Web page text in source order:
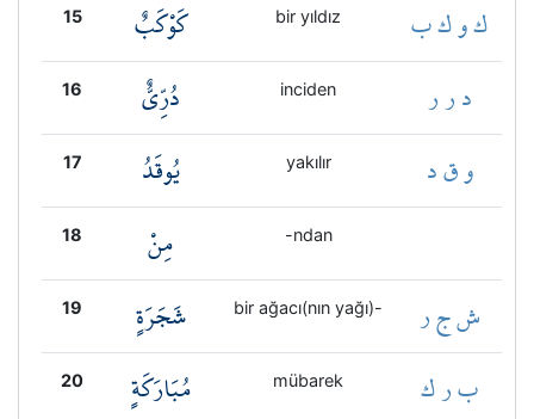
15 كَوْكَبٌ bir yıldız ك و ك ب
16 دُرِّيٌّ inciden د ر ر
17 يُوقَدُ yakılır و ق د
18 مِنْ -ndan
19 شَجَرَةٍ bir ağacı(nın yağı)- ش ج ر
20 مُبَارَكَةٍ mübarek ب ر ك